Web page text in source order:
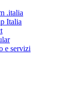
.italia
Italia
e servizi